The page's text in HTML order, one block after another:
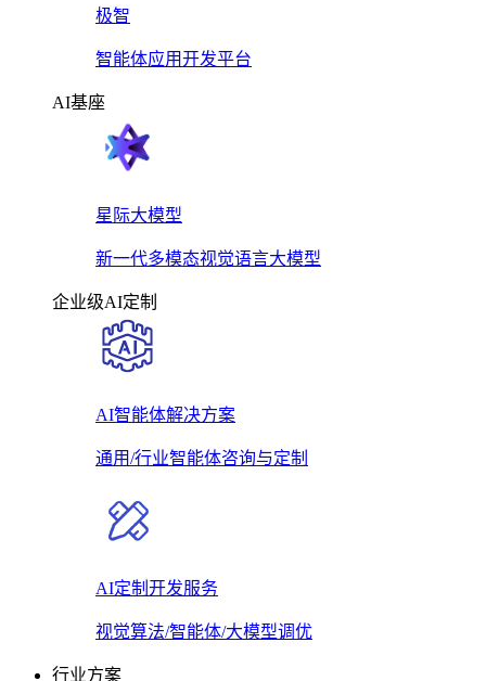
极智
智能体应用开发平台
AI基座
星际大模型
新一代多模态视觉语言大模型
企业级AI定制
AI智能体解决方案
通用/行业智能体咨询与定制
AI定制开发服务
视觉算法/智能体/大模型调优
行业方案